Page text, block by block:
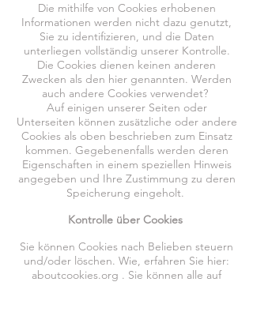
Die mithilfe von Cookies erhobenen
Informationen werden nicht dazu genutzt,
Sie zu identifizieren, und die Daten
unterliegen vollständig unserer Kontrolle.
Die Cookies dienen keinen anderen
Zwecken als den hier genannten. Werden
auch andere Cookies verwendet?
Auf einigen unserer Seiten oder
Unterseiten können zusätzliche oder andere
Cookies als oben beschrieben zum Einsatz
kommen. Gegebenenfalls werden deren
Eigenschaften in einem speziellen Hinweis
angegeben und Ihre Zustimmung zu deren
Speicherung eingeholt.
Kontrolle über Cookies
Sie können Cookies nach Belieben steuern
und/oder löschen. Wie, erfahren Sie hier:
aboutcookies.org . Sie können alle auf